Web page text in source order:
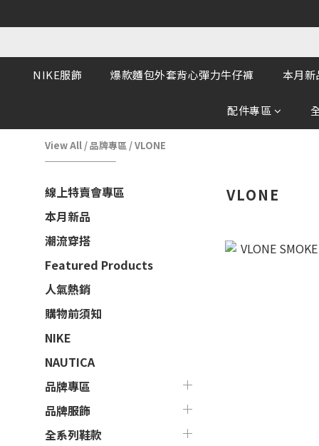
NIKE服飾 爆款麵包外套背心彈力牛仔褲 本月新
配件專區
View All /品牌專區 /VLONE
線上特賣會專區
本月新品
潮流穿搭
Featured Products
人氣熱銷
購物前須知
NIKE
NAUTICA
品牌專區
品牌服飾
全系列鞋款
VLONE